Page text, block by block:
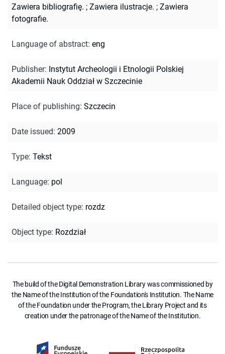
Zawiera bibliografię. ; Zawiera ilustracje. ; Zawiera
fotografie.
Language of abstract: eng
Publisher: Instytut Archeologii i Etnologii Polskiej
Akademii Nauk Oddział w Szczecinie
Place of publishing: Szczecin
Date issued: 2009
Type: Tekst
Language: pol
Detailed object type: rozdz
Object type: Rozdział
The build of the Digital Demonstration Library was commissioned by
the Name of the Institution of the Foundation's Institution. The Name
of the Foundation under the Program, the Library Project and its
creation under the patronage of the Name of the Institution.